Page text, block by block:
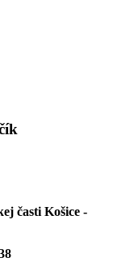
časti Košice -